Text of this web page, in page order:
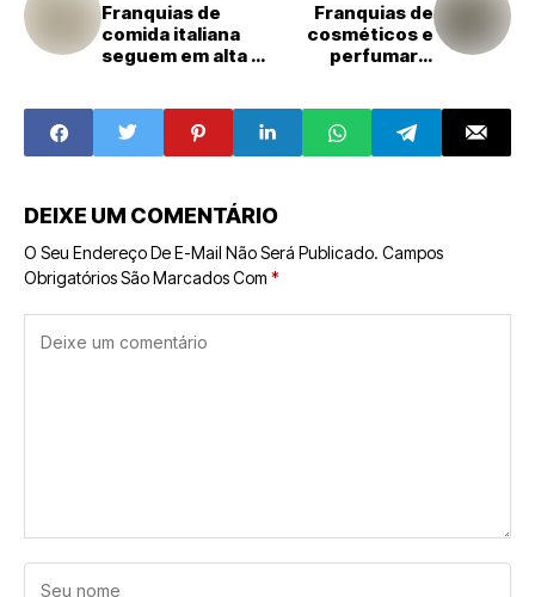
Franquias de
comida italiana
seguem em alta e
Brasil
Franquias de
cosméticos e
perfumaria
promissores do
franchising
DEIXE UM COMENTÁRIO
O Seu Endereço De E-Mail Não Será Publicado. Campos
Obrigatórios São Marcados Com *